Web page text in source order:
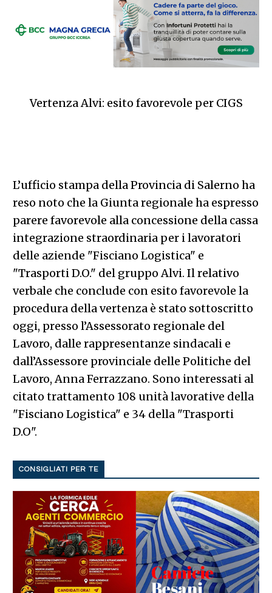
Vertenza Alvi: esito favorevole per CIGS
L’ufficio stampa della Provincia di Salerno ha
reso noto che la Giunta regionale ha espresso
parere favorevole alla concessione della cassa
integrazione straordinaria per i lavoratori
delle aziende "Fisciano Logistica" e
"Trasporti D.O." del gruppo Alvi. Il relativo
verbale che conclude con esito favorevole la
procedura della vertenza è stato sottoscritto
oggi, presso l’Assessorato regionale del
Lavoro, dalle rappresentanze sindacali e
dall’Assessore provinciale delle Politiche del
Lavoro, Anna Ferrazzano. Sono interessati al
citato trattamento 108 unità lavorative della
"Fisciano Logistica" e 34 della "Trasporti
D.O".
CONSIGLIATI PER TE